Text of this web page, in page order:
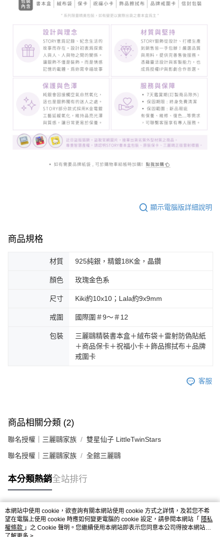
顯示電腦版詳細說明
商品規格
材質 925純銀，精鍍18K金，晶鑽
顏色 玫瑰金色系
尺寸 Kiki約10x10；Lala約9x9mm
戒圍 國際圍＃9～＃12
包裝
三麗鷗精裝書本盒＋絨布袋＋雷射防偽貼紙
＋商品保卡＋祝福小卡＋飾品擦拭布＋品牌
戒圍卡
客服
商品相關分類 (2)
聯名授權｜三麗鷗家族 雙星仙子 LittleTwinStars
聯名授權｜三麗鷗家族 全館三麗鷗
本分類熱銷全站排行
熱門標籤
本網站中使用 cookie，欲查詢有關本網站使用 cookie 方式之詳情，及若您不希
望在電腦上使用 cookie 時應如何變更電腦的 cookie 設定，請參閱本網站「 隱私
權條款 」之 Cookie 聲明。您繼續使用本網站即表示您同意本公司得按本網站使